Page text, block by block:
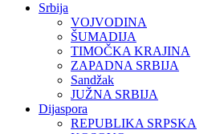
Srbija
VOJVODINA
ŠUMADIJA
TIMOČKA KRAJINA
ZAPADNA SRBIJA
Sandžak
JUŽNA SRBIJA
Dijaspora
REPUBLIKA SRPSKA